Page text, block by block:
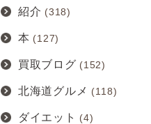
紹介 (318)
本 (127)
買取ブログ (152)
北海道グルメ (118)
ダイエット (4)